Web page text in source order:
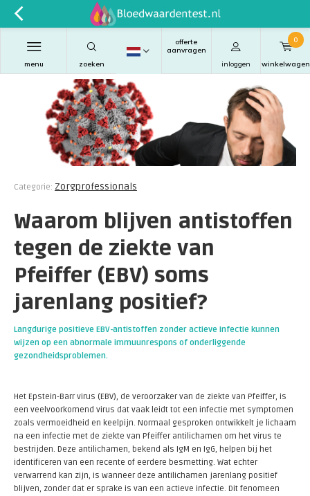
zoeken
offerte
aanvragen
inloggen
menu winkelwagen
0
Categorie: Zorgprofessionals
Waarom blijven antistoffen
tegen de ziekte van
Pfeiffer (EBV) soms
jarenlang positief?
Langdurige positieve EBV-antistoffen zonder actieve infectie kunnen
wijzen op een abnormale immuunrespons of onderliggende
gezondheidsproblemen.
Het Epstein-Barr virus (EBV), de veroorzaker van de ziekte van Pfeiffer, is
een veelvoorkomend virus dat vaak leidt tot een infectie met symptomen
zoals vermoeidheid en keelpijn. Normaal gesproken ontwikkelt je lichaam
na een infectie met de ziekte van Pfeiffer antilichamen om het virus te
bestrijden. Deze antilichamen, bekend als IgM en IgG, helpen bij het
identificeren van een recente of eerdere besmetting. Wat echter
verwarrend kan zijn, is wanneer deze antilichamen jarenlang positief
blijven, zonder dat er sprake is van een actieve infectie. Dit fenomeen